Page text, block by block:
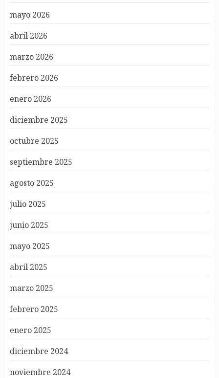
mayo 2026
abril 2026
marzo 2026
febrero 2026
enero 2026
diciembre 2025
octubre 2025
septiembre 2025
agosto 2025
julio 2025
junio 2025
mayo 2025
abril 2025
marzo 2025
febrero 2025
enero 2025
diciembre 2024
noviembre 2024